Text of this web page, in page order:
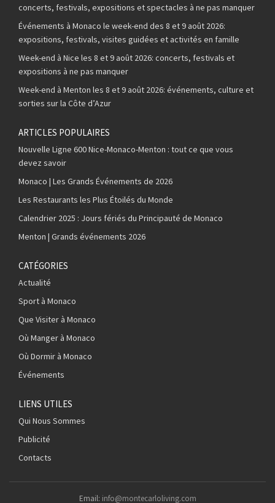
concerts, festivals, expositions et spectacles à ne pas manquer
Événements à Monaco le week-end des 8 et 9 août 2026:
expositions, festivals, visites guidées et activités en famille
Week-end à Nice les 8 et 9 août 2026: concerts, festivals et
expositions à ne pas manquer
Week-end à Menton les 8 et 9 août 2026: événements, culture et
sorties sur la Côte d’Azur
ARTICLES POPULAIRES
Nouvelle Ligne 600 Nice-Monaco-Menton : tout ce que vous
devez savoir
Monaco | Les Grands Événements de 2026
Les Restaurants les Plus Étoilés du Monde
Calendrier 2025 : Jours fériés du Principauté de Monaco
Menton | Grands événements 2026
CATÉGORIES
Actualité
Sport à Monaco
Que Visiter à Monaco
Où Manger à Monaco
Où Dormir à Monaco
Événements
LIENS UTILES
Qui Nous Sommes
Publicité
Contacts
Email: info@montecarloliving.com